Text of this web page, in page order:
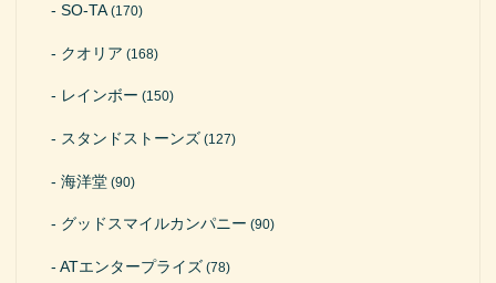
SO-TA(170)
クオリア (168)
レインボー (150)
スタンドストーンズ (127)
海洋堂(90)
グッドスマイルカンパニー (90)
ATエンタープライズ(78)